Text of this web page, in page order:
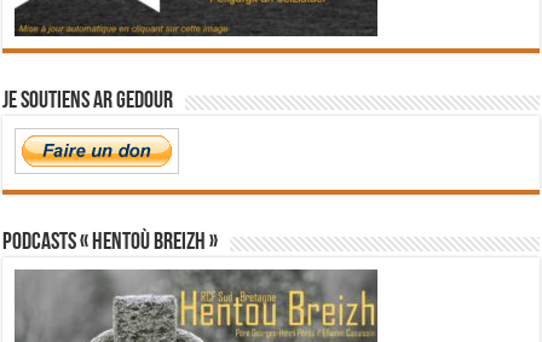
Je soutiens Ar Gedour
PODCASTS « Hentoù Breizh »